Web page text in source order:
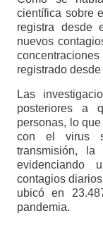
científica sobre
registra desde
nuevos
registrado
Las
posteriores a
personas, lo
con el virus
transmisión,
evidenciando
contagios
ubicó en
pandemia.